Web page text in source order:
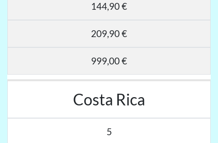
144,90 €
209,90 €
999,00 €
Costa Rica
5